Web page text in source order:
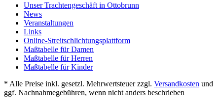
Unser Trachtengeschäft in Ottobrunn
News
Veranstaltungen
Links
Online-Streitschlichtungsplattform
Maßtabelle für Damen
Maßtabelle für Herren
Maßtabelle für Kinder
* Alle Preise inkl. gesetzl. Mehrwertsteuer zzgl. Versandkosten und
ggf. Nachnahmegebühren, wenn nicht anders beschrieben